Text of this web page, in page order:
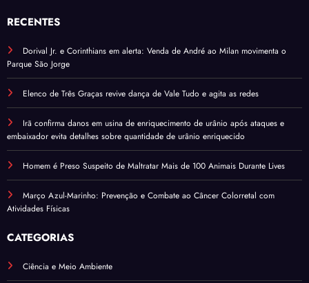
RECENTES
Dorival Jr. e Corinthians em alerta: Venda de André ao Milan movimenta o
Parque São Jorge
Elenco de Três Graças revive dança de Vale Tudo e agita as redes
Irã confirma danos em usina de enriquecimento de urânio após ataques e
embaixador evita detalhes sobre quantidade de urânio enriquecido
Homem é Preso Suspeito de Maltratar Mais de 100 Animais Durante Lives
Março Azul-Marinho: Prevenção e Combate ao Câncer Colorretal com
Atividades Físicas
CATEGORIAS
Ciência e Meio Ambiente